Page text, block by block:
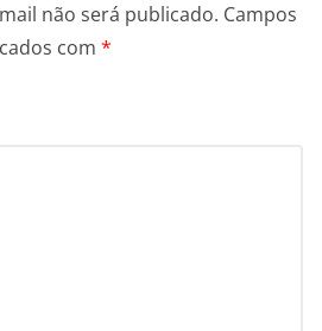
não será publicado. Campos
com *